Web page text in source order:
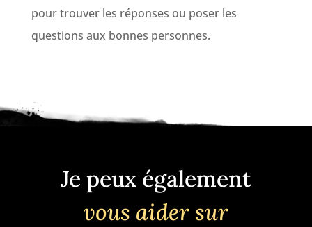
pour trouver les réponses ou poser les
questions aux bonnes personnes.
Je peux également
vous aider sur